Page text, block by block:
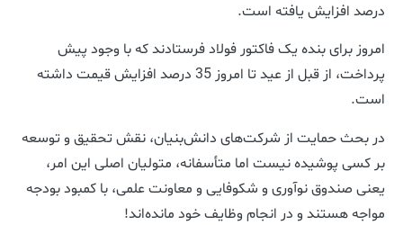
درصد افزایش یافته است.
امروز برای بنده یک فاکتور فولاد فرستادند که با وجود پیش
پرداخت، از قبل از عید تا امروز 35 درصد افزایش قیمت داشته
است.
در بحث حمایت از شرکت‌های دانش‌بنیان، نقش تحقیق و توسعه
بر کسی پوشیده نیست اما متأسفانه، متولیان اصلی این امر،
یعنی صندوق نوآوری و شکوفایی و معاونت علمی، با کمبود بودجه
مواجه هستند و در انجام وظایف خود مانده‌اند!